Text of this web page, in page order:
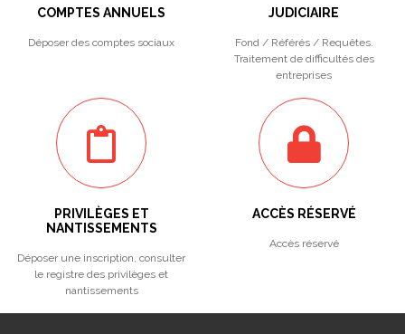
COMPTES ANNUELS
Déposer des comptes sociaux
JUDICIAIRE
Fond / Référés / Requêtes.
Traitement de difficultés des
entreprises
PRIVILÈGES ET
NANTISSEMENTS
Déposer une inscription, consulter
le registre des privilèges et
nantissements
ACCÈS RÉSERVÉ
Accès réservé